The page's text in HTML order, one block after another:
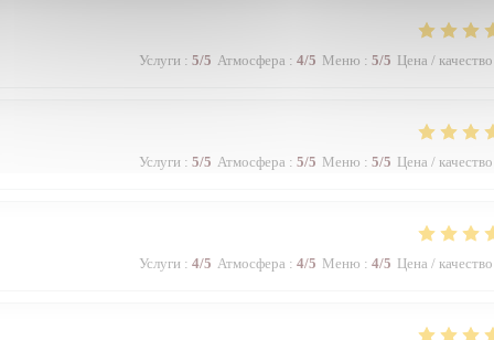
Услуги : 5/5 Атмосфера : 4/5 Меню : 5/5 Цена / качество
Услуги : 5/5 Атмосфера : 5/5 Меню : 5/5 Цена / качество
Услуги : 4/5 Атмосфера : 4/5 Меню : 4/5 Цена / качество